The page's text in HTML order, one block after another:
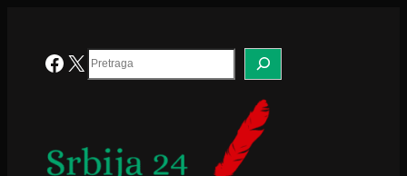
Facebook
X Search